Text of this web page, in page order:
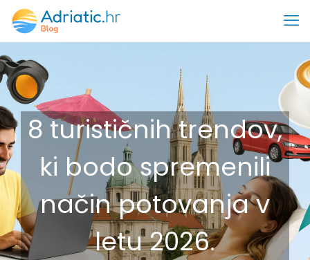
8 turističnih trendov,
ki bodo spremenili
način potovanja v
letu 2026.